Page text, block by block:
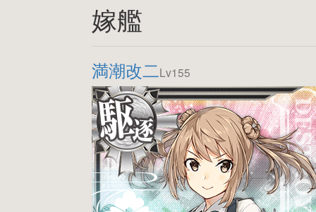
嫁艦
満潮改二Lv155